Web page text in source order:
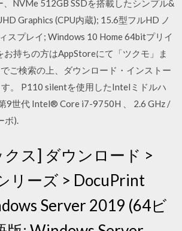
NVMe 512GB SSDを搭載したシンプル&
Graphics (CPU内蔵); 15.6型フルHD ノ
スプレイ; Windows 10 Home 64bitプリイ
お持ちの方はAppStoreにて「ツクモ」ま
ご検索の上、ダウンロード・インストー
。 P110 silentを使用したIntelミドルハ
9世代 Intel® Core i7-9750H 、 2.6 GHz /
ボ).
ス] ダウンロード >
リーズ > DocuPrint
Server 2019 (64ビ